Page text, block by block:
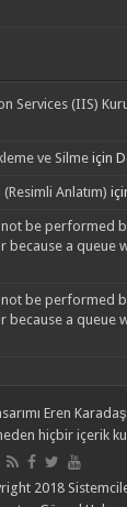
(IIS)
ve Silme için
Anlatım)
be performed
a queue
be performed
a queue
Eren
hiçbir içerik
2018